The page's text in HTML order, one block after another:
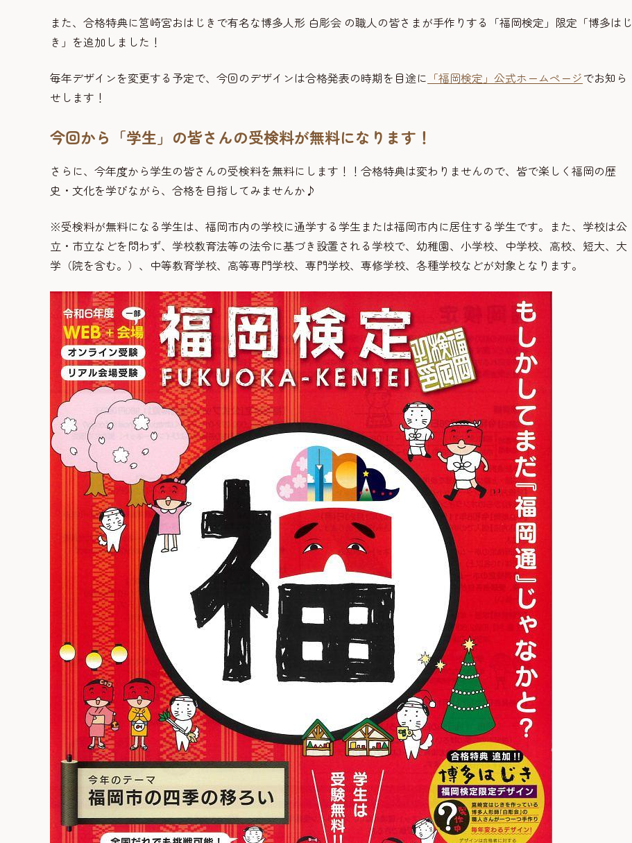
また、合格特典に筥崎宮おはじきで有名な博多人形 白彫会 の職人の皆さまが手作りする「福岡検定」限定「博多はじ
き」を追加しました！
毎年デザインを変更する予定で、今回のデザインは合格発表の時期を目途に 「福岡検定」公式ホームページでお知ら
せします！
今回から「学生」の皆さんの受検料が無料になります！
さらに、今年度から学生の皆さんの受検料を無料にします！！合格特典は変わりませんので、皆で楽しく福岡の歴
史・文化を学びながら、合格を目指してみませんか♪
※受検料が無料になる学生は、福岡市内の学校に通学する学生または福岡市内に居住する学生です。また、学校は公
立・市立などを問わず、学校教育法等の法令に基づき設置される学校で、幼稚園、小学校、中学校、高校、短大、大
学（院を含む。）、中等教育学校、高等専門学校、専門学校、専修学校、各種学校などが対象となります。